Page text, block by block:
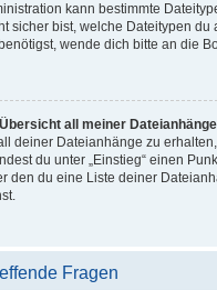
kann bestimmte
sicher bist, welche Dateitypen du
wende dich bitte an die
all meiner
deiner Dateianhänge zu
du unter „Einstieg“ einen
den du eine Liste deiner
Fragen